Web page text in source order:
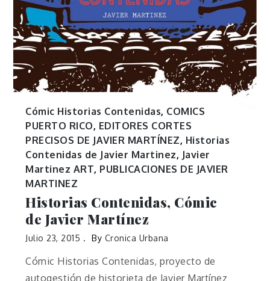
Cómic Historias Contenidas, COMICS
PUERTO RICO, EDITORES CORTES
PRECISOS DE JAVIER MARTÍNEZ, Historias
Contenidas de Javier Martinez, Javier
Martinez ART, PUBLICACIONES DE JAVIER
MARTINEZ
Historias Contenidas, Cómic
de Javier Martínez
Julio 23, 2015 By Cronica Urbana
Cómic Historias Contenidas, proyecto de
autogestión de historieta de Javier Martínez